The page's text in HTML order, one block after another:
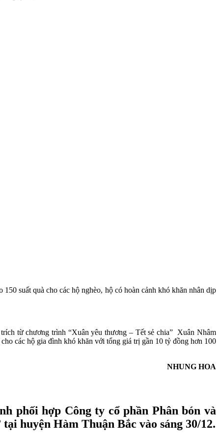
suất quà cho các hộ nghèo, hộ có hoàn cảnh khó khăn nhân dịp
từ chương trình “Xuân yêu thương – Tết sẻ chia” Xuân Nhâm
các hộ gia đình khó khăn với tổng giá trị gần 10 tỷ đồng hơn 100
NHUNG HOA
phối hợp Công ty cổ phần Phân bón và
huyện Hàm Thuận Bắc vào sáng 30/12.